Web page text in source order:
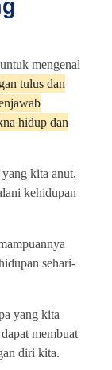
mengenal
tulus dan
hidup dan
kita anut,
kehidupan
sehari-
yang kita
membuat
diri kita.